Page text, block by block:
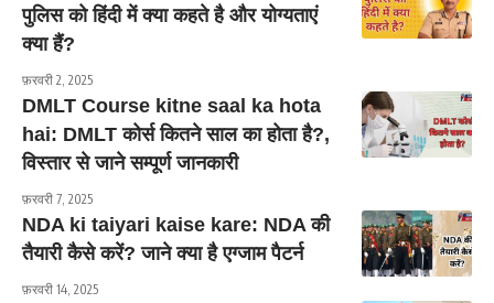
पुलिस को हिंदी में क्या कहते है और योग्यताएं
क्या हैं?
फ़रवरी 2, 2025
DMLT Course kitne saal ka hota
hai: DMLT कोर्स कितने साल का होता है?,
विस्तार से जाने सम्पूर्ण जानकारी
फ़रवरी 7, 2025
NDA ki taiyari kaise kare: NDA की
तैयारी कैसे करें? जाने क्या है एग्जाम पैटर्न
फ़रवरी 14, 2025